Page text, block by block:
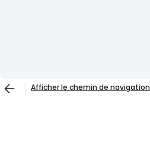
Afficher le chemin de navigation